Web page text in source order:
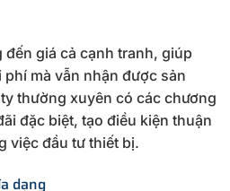
đến giá cả cạnh tranh, giúp
mà vẫn nhận được sản
thường xuyên có các chương
đặc biệt, tạo điều kiện thuận
việc đầu tư thiết bị.
dạng